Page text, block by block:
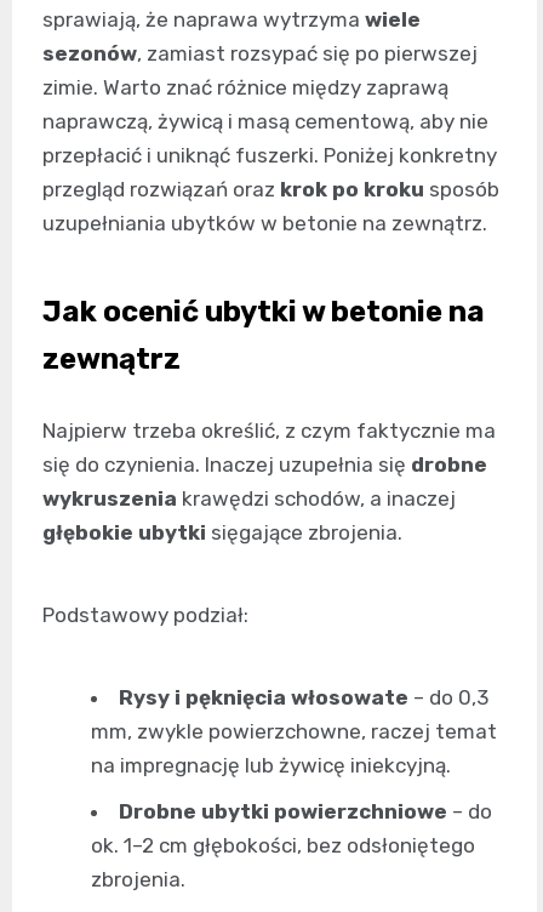
sprawiają, że naprawa wytrzyma wiele
sezonów, zamiast rozsypać się po pierwszej
zimie. Warto znać różnice między zaprawą
naprawczą, żywicą i masą cementową, aby nie
przepłacić i uniknąć fuszerki. Poniżej konkretny
przegląd rozwiązań oraz krok po kroku sposób
uzupełniania ubytków w betonie na zewnątrz.
Jak ocenić ubytki w betonie na
zewnątrz
Najpierw trzeba określić, z czym faktycznie ma
się do czynienia. Inaczej uzupełnia się drobne
wykruszenia krawędzi schodów, a inaczej
głębokie ubytki sięgające zbrojenia.
Podstawowy podział:
Rysy i pęknięcia włosowate – do 0,3
mm, zwykle powierzchowne, raczej temat
na impregnację lub żywicę iniekcyjną.
Drobne ubytki powierzchniowe – do
ok. 1–2 cm głębokości, bez odsłoniętego
zbrojenia.